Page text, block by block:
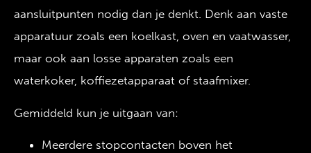
aansluitpunten nodig dan je denkt. Denk aan vaste
apparatuur zoals een koelkast, oven en vaatwasser,
maar ook aan losse apparaten zoals een
waterkoker, koffiezetapparaat of staafmixer.
Gemiddeld kun je uitgaan van:
Meerdere stopcontacten boven het